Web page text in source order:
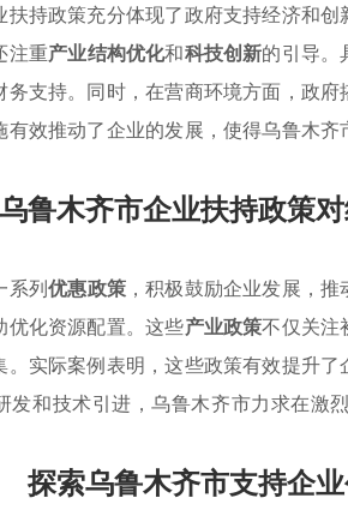
扶持政策充分体现了政府支持经济和
注重产业结构优化和科技创新的引导。
务支持。同时，在营商环境方面，政
有效推动了企业的发展，使得乌鲁木
乌鲁木齐市企业扶持政策
系列优惠政策，积极鼓励企业发展，
优化资源配置。这些产业政策不仅关注
。实际案例表明，这些政策有效提升
发和技术引进，乌鲁木齐市力求在激
探索乌鲁木齐市支持企